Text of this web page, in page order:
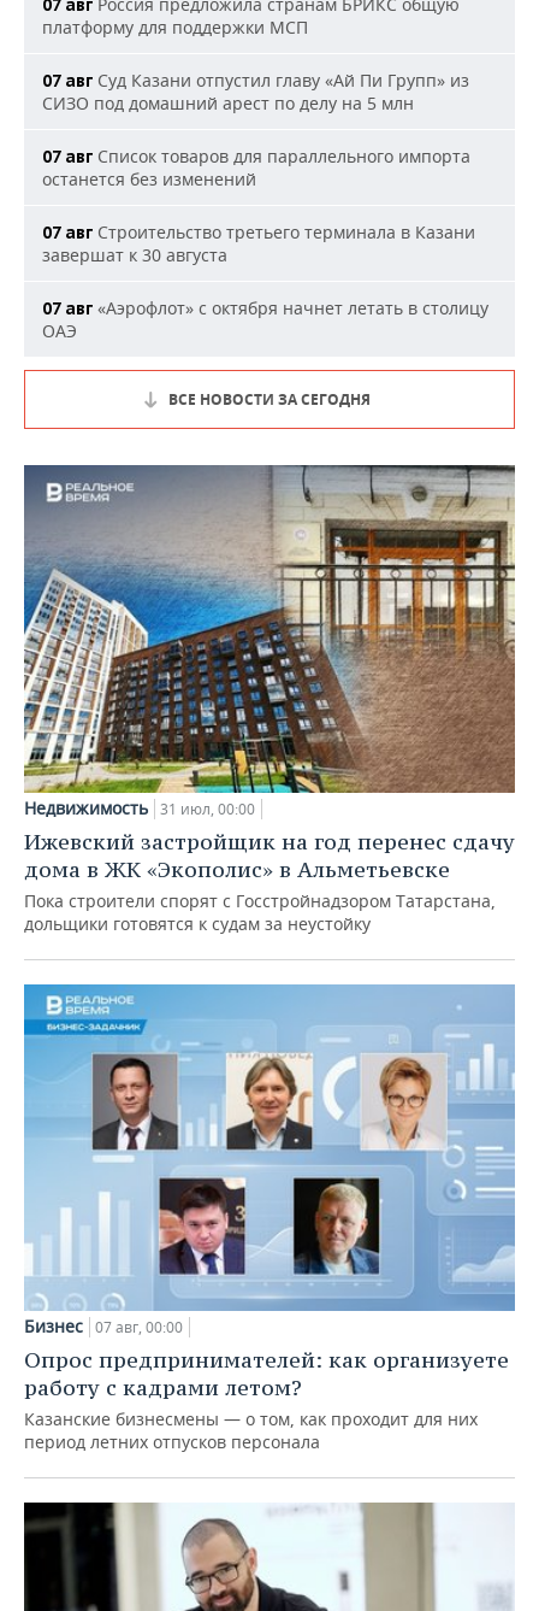
07 авг
платформу для поддержки МСП
07 авг Суд Казани отпустил главу «Ай Пи Групп» из
СИЗО под домашний арест по делу на 5 млн
07 авг Список товаров для параллельного импорта
останется без изменений
07 авг Строительство третьего терминала в Казани
завершат к 30 августа
07 авг «Аэрофлот» с октября начнет летать в столицу
ОАЭ
ВСЕ НОВОСТИ ЗА СЕГОДНЯ
Недвижимость 31 июл, 00:00
Ижевский застройщик на год перенес сдачу
дома в ЖК «Экополис» в Альметьевске
Пока строители спорят с Госстройнадзором Татарстана,
дольщики готовятся к судам за неустойку
Бизнес 07 авг, 00:00
Опрос предпринимателей: как организуете
работу с кадрами летом?
Казанские бизнесмены — о том, как проходит для них
период летних отпусков персонала